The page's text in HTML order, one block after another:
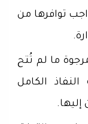
توافرها من
ما لم تُتح
الكامل
إليها.